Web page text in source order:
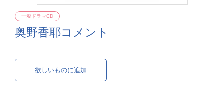
奥野香耶コメント
一般ドラマCD
欲しいものに追加